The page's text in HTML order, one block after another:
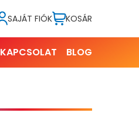
SAJÁT FIÓK KOSÁR
KAPCSOLAT
BLOG